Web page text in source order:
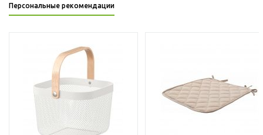
Персональные рекомендации